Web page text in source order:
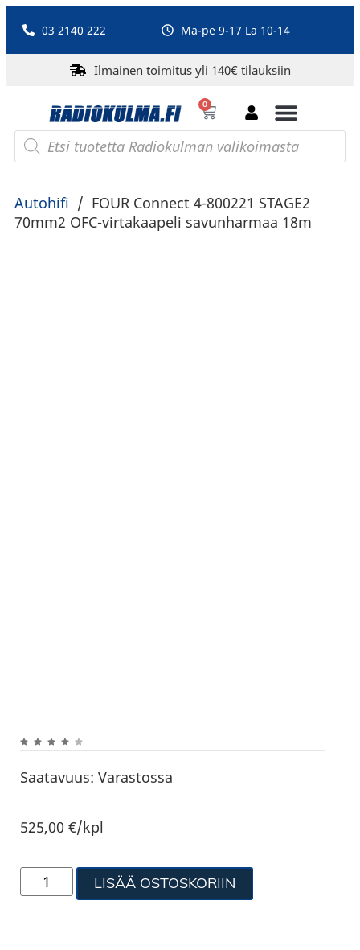
03 2140 222 Ma-pe 9-17 La 10-14
Ilmainen toimitus yli 140€ tilauksiin
0
Autohifi / FOUR Connect 4-800221 STAGE2
70mm2 OFC-virtakaapeli savunharmaa 18m
Saatavuus: Varastossa
525,00€/kpl
LISÄÄ OSTOSKORIIN